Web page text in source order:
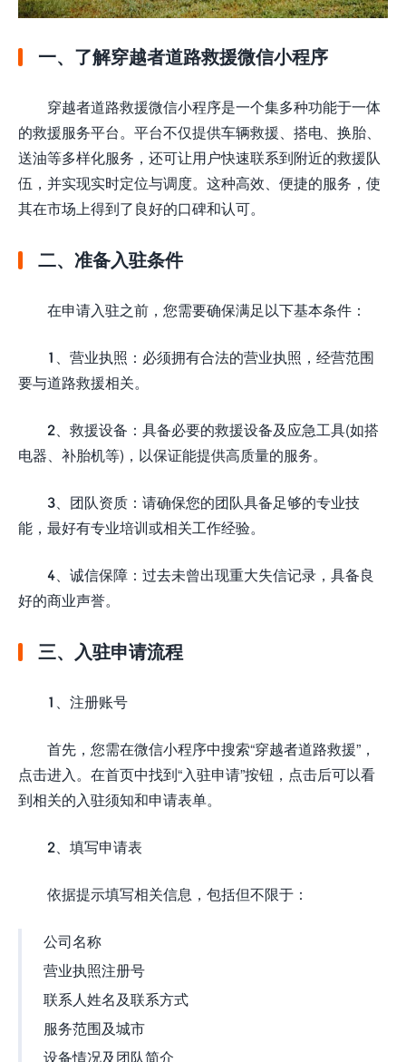
一、了解穿越者道路救援微信小程序
穿越者道路救援微信小程序是一个集多种功能于一体
的救援服务平台。平台不仅提供车辆救援、搭电、换胎、
送油等多样化服务，还可让用户快速联系到附近的救援队
伍，并实现实时定位与调度。这种高效、便捷的服务，使
其在市场上得到了良好的口碑和认可。
二、准备入驻条件
在申请入驻之前，您需要确保满足以下基本条件：
1、营业执照：必须拥有合法的营业执照，经营范围
要与道路救援相关。
2、救援设备：具备必要的救援设备及应急工具(如搭
电器、补胎机等)，以保证能提供高质量的服务。
3、团队资质：请确保您的团队具备足够的专业技
能，最好有专业培训或相关工作经验。
4、诚信保障：过去未曾出现重大失信记录，具备良
好的商业声誉。
三、入驻申请流程
1、注册账号
首先，您需在微信小程序中搜索“穿越者道路救援”，
点击进入。在首页中找到“入驻申请”按钮，点击后可以看
到相关的入驻须知和申请表单。
2、填写申请表
依据提示填写相关信息，包括但不限于：
公司名称
营业执照注册号
联系人姓名及联系方式
服务范围及城市
设备情况及团队简介